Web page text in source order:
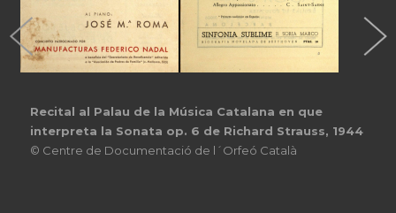
Recital al Palau de la Música Catalana en que
interpreta la Sonata op. 6 de Richard Strauss, 1944
© Centre de Documentació de l´Orfeó Català